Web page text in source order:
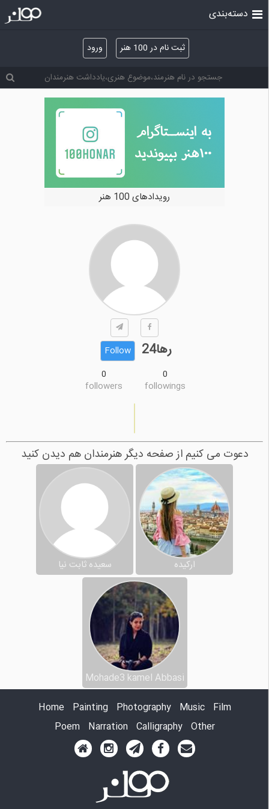
ثبت نام در 100 هنر ورود
دسته‌بندی
رویدادهای 100 هنر
رها24
Follow
0
followings
0
followers
دعوت می کنیم از صفحه دیگر هنرمندان هم دیدن کنید
ارکیده سعیده ثابت نیا
Mohade3 kamel Abbasi
Home
Painting Photography Music
Film
Poem
Narration Calligraphy Other